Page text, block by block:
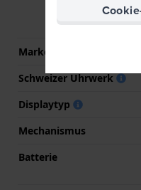
Marke des Uhrwerks
Schweizer Uhrwerk
Displaytyp
Mechanismus
Batterie